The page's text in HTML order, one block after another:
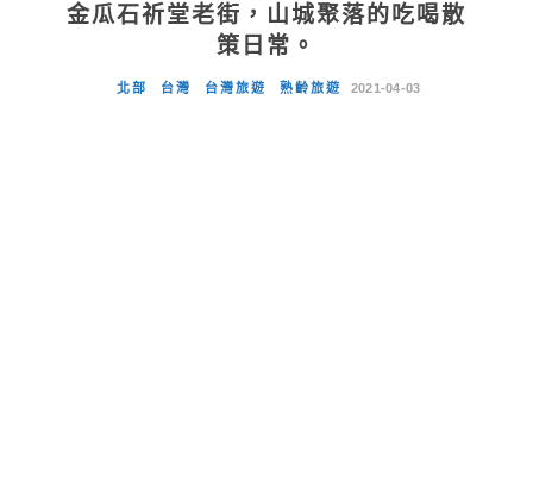
金瓜石祈堂老街，山城聚落的吃喝散
策日常。
北部 台灣 台灣旅遊 熟齡旅遊 2021-04-03